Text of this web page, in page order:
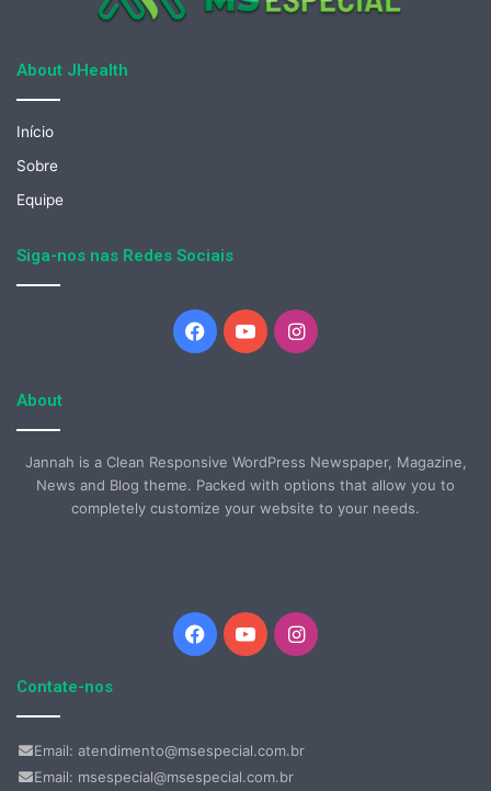
About JHealth
Início
Sobre
Equipe
Siga-nos nas Redes Sociais
Facebook
YouTubeInstagram
About
Jannah is a Clean Responsive WordPress Newspaper, Magazine,
News and Blog theme. Packed with options that allow you to
completely customize your website to your needs.
Facebook
YouTubeInstagram
Contate-nos
Email: atendimento@msespecial.com.br
Email: msespecial@msespecial.com.br